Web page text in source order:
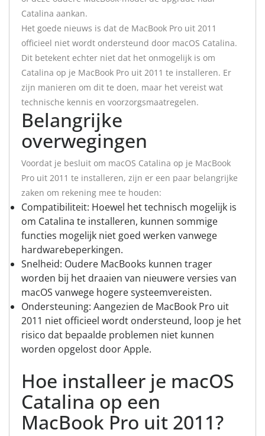
Catalina aankan.
Het goede nieuws is dat de MacBook Pro uit 2011
officieel niet wordt ondersteund door macOS Catalina.
Dit betekent echter niet dat het onmogelijk is om
Catalina op je MacBook Pro uit 2011 te installeren. Er
zijn manieren om dit te doen, maar het vereist wat
technische kennis en voorzorgsmaatregelen.
Belangrijke
overwegingen
Voordat je besluit om macOS Catalina op je MacBook
Pro uit 2011 te installeren, zijn er een paar belangrijke
zaken om rekening mee te houden:
Compatibiliteit: Hoewel het technisch mogelijk is
om Catalina te installeren, kunnen sommige
functies mogelijk niet goed werken vanwege
hardwarebeperkingen.
Snelheid: Oudere MacBooks kunnen trager
worden bij het draaien van nieuwere versies van
macOS vanwege hogere systeemvereisten.
Ondersteuning: Aangezien de MacBook Pro uit
2011 niet officieel wordt ondersteund, loop je het
risico dat bepaalde problemen niet kunnen
worden opgelost door Apple.
Hoe installeer je macOS
Catalina op een
MacBook Pro uit 2011?